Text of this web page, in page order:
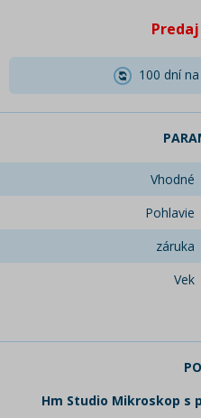
100 dní na
Vhodné
Pohlavie
záruka
Vek
Hm Studio Mikroskop s